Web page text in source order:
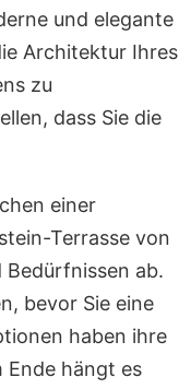
und elegante
Architektur Ihres
zu
dass Sie die
einer
Terrasse von
Bedürfnissen ab.
bevor Sie eine
haben ihre
Ende hängt es